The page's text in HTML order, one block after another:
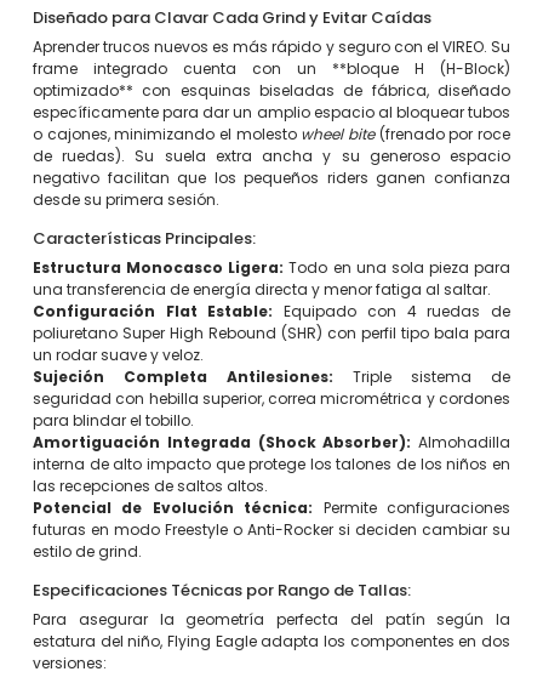
Diseñado para Clavar Cada Grind y Evitar Caídas
Aprender trucos nuevos es más rápido y seguro con el VIREO. Su
frame integrado cuenta con un **bloque H (H-Block)
optimizado** con esquinas biseladas de fábrica, diseñado
específicamente para dar un amplio espacio al bloquear tubos
o cajones, minimizando el molesto wheel bite(frenado por roce
de ruedas). Su suela extra ancha y su generoso espacio
negativo facilitan que los pequeños riders ganen confianza
desde su primera sesión.
Características Principales:
Estructura Monocasco Ligera: Todo en una sola pieza para
una transferencia de energía directa y menor fatiga al saltar.
Configuración Flat Estable: Equipado con 4 ruedas de
poliuretano Super High Rebound (SHR) con perfil tipo bala para
un rodar suave y veloz.
Sujeción Completa Antilesiones: Triple sistema de
seguridad con hebilla superior, correa micrométrica y cordones
para blindar el tobillo.
Amortiguación Integrada (Shock Absorber): Almohadilla
interna de alto impacto que protege los talones de los niños en
las recepciones de saltos altos.
Potencial de Evolución técnica: Permite configuraciones
futuras en modo Freestyle o Anti-Rocker si deciden cambiar su
estilo de grind.
Especificaciones Técnicas por Rango de Tallas:
Para asegurar la geometría perfecta del patín según la
estatura del niño, Flying Eagle adapta los componentes en dos
versiones: